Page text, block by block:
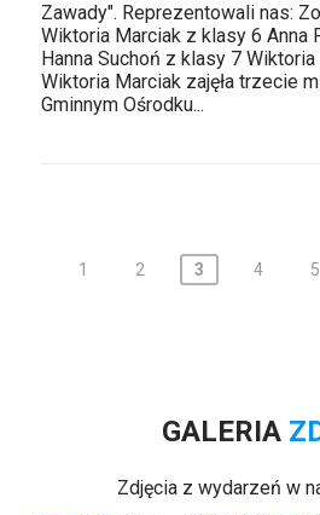
Zawady". Reprezentowali nas:
Wiktoria Marciak z klasy 6 Anna
Hanna Suchoń z klasy 7
Wiktoria Marciak zajęła trzecie
Gminnym Ośrodku...
Stronicowanie
1 2 3 4 5
GALERIA
Zdjęcia z wydarzeń w